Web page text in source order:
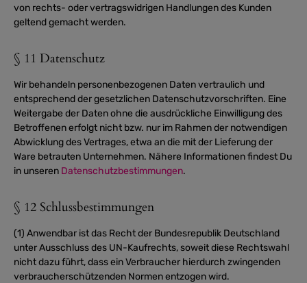
von rechts- oder vertragswidrigen Handlungen des Kunden
geltend gemacht werden.
§ 11 Datenschutz
Wir behandeln personenbezogenen Daten vertraulich und
entsprechend der gesetzlichen Datenschutzvorschriften. Eine
Weitergabe der Daten ohne die ausdrückliche Einwilligung des
Betroffenen erfolgt nicht bzw. nur im Rahmen der notwendigen
Abwicklung des Vertrages, etwa an die mit der Lieferung der
Ware betrauten Unternehmen. Nähere Informationen findest Du
in unseren Datenschutzbestimmungen.
§ 12 Schlussbestimmungen
(1) Anwendbar ist das Recht der Bundesrepublik Deutschland
unter Ausschluss des UN-Kaufrechts, soweit diese Rechtswahl
nicht dazu führt, dass ein Verbraucher hierdurch zwingenden
verbraucherschützenden Normen entzogen wird.